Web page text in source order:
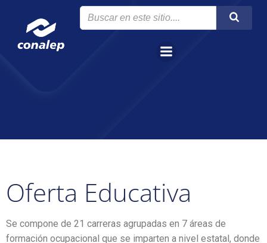
Oferta Educativa
Se compone de 21 carreras agrupadas en 7 áreas de
formación ocupacional que se imparten a nivel estatal, donde